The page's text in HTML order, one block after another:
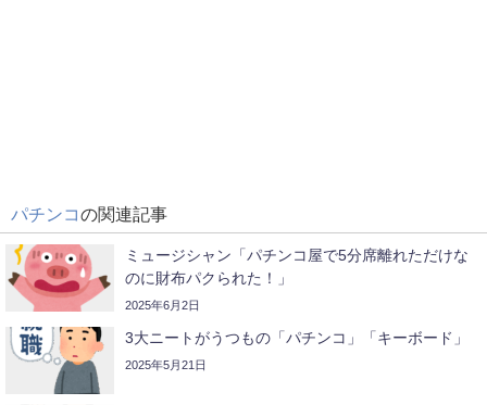
パチンコの関連記事
ミュージシャン「パチンコ屋で5分席離れただけな
のに財布パクられた！」
2025年6月2日
3大ニートがうつもの「パチンコ」「キーボード」
2025年5月21日